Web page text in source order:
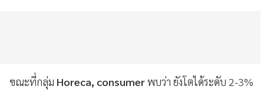
ขณะที่กลุ่ม Horeca, consumerพบว่า ยังโตได้ระดับ 2-3%